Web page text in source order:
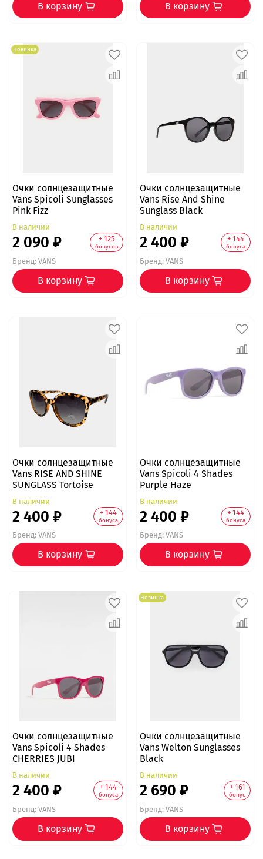
В корзину В корзину
Новинка
Очки солнцезащитные
Vans Spicoli Sunglasses
Pink Fizz
В наличии
2 090 ₽ + 125
бонусов
Бренд:VANS
В корзину
Очки солнцезащитные
Vans Rise And Shine
Sunglass Black
В наличии
2 400 ₽ + 144
бонуса
Бренд:VANS
В корзину
Очки солнцезащитные
Vans RISE AND SHINE
SUNGLASS Tortoise
В наличии
2 400 ₽ + 144
бонуса
Бренд:VANS
В корзину
Очки солнцезащитные
Vans Spicoli 4 Shades
Purple Haze
В наличии
2 400 ₽ + 144
бонуса
Бренд:VANS
В корзину
Очки солнцезащитные
Vans Spicoli 4 Shades
CHERRIES JUBI
В наличии
2 400 ₽ + 144
бонуса
Бренд:VANS
В корзину
Новинка
Очки солнцезащитные
Vans Welton Sunglasses
Black
В наличии
2 690 ₽ + 161
бонус
Бренд:VANS
В корзину